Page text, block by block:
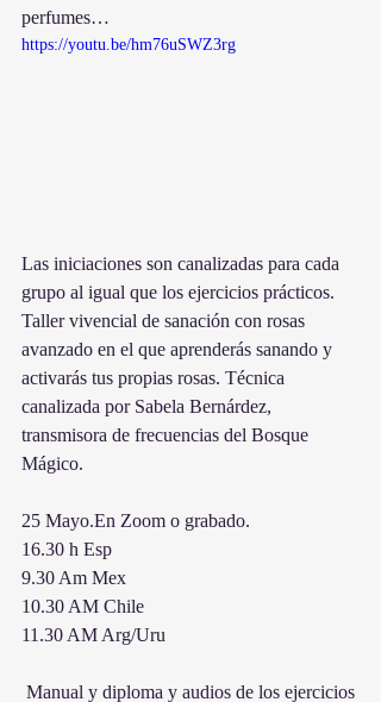
perfumes…
https://youtu.be/hm76uSWZ3rg
Las iniciaciones son canalizadas para cada
grupo al igual que los ejercicios prácticos.
Taller vivencial de sanación con rosas
avanzado en el que aprenderás sanando y
activarás tus propias rosas. Técnica
canalizada por Sabela Bernárdez,
transmisora de frecuencias del Bosque
Mágico.
25 Mayo.En Zoom o grabado.
16.30 h Esp
9.30 Am Mex
10.30 AM Chile
11.30 AM Arg/Uru